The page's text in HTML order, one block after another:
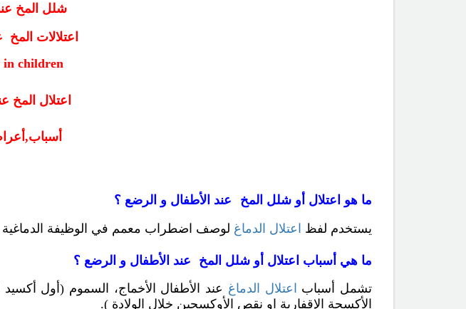
شلل المخ
اعتلالات المخ
in children
اعتلال المخ
ما هو اعتلال أو شلل المخ
عند الأطفال و الرضع ؟
يستخدم لفظ
اعتلال الدماغ لوصف اضطراب معمم في الوظيفة الدماغية
ما هي أسباب اعتلال أو شلل المخ
عند الأطفال و الرضع ؟
تشمل أسباب
اعتلال الدماغ عند الأطفال الأخماج، السموم (أول أكسيد
الأكسجة الإقفارية او نقص الأوكسجين خلال الولادة ).